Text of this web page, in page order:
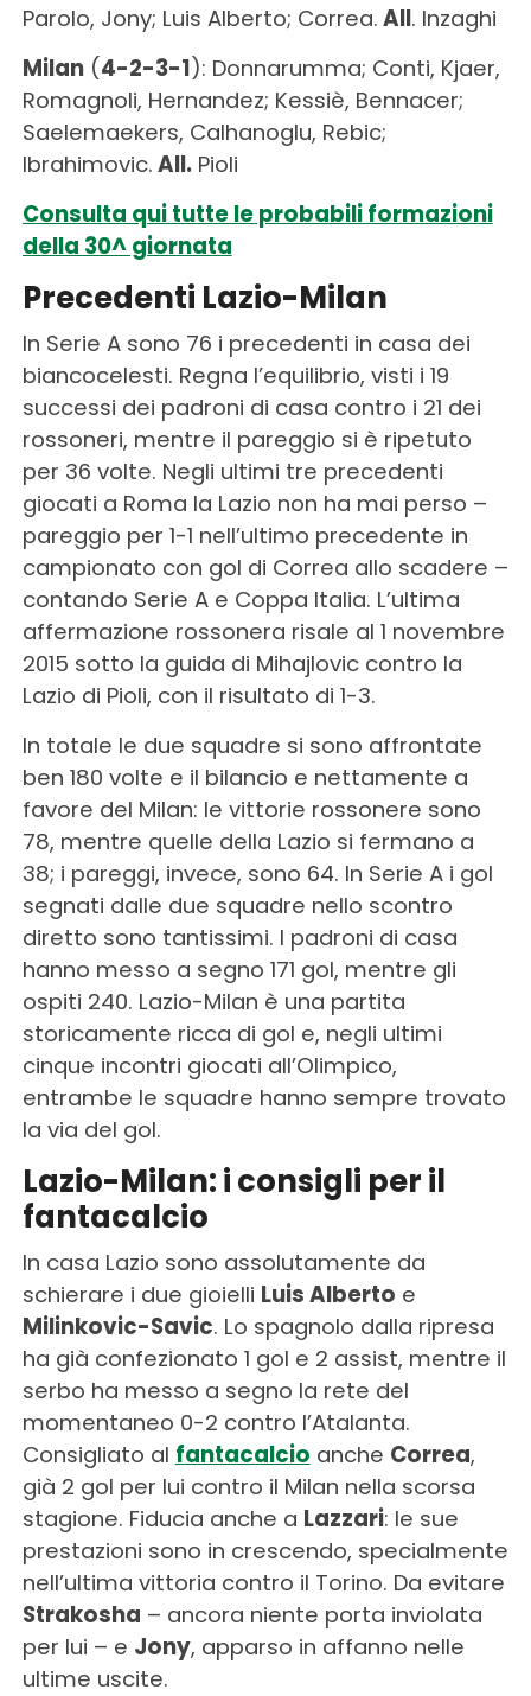
Parolo, Jony; Luis Alberto; Correa. All. Inzaghi
Milan(4-2-3-1): Donnarumma; Conti, Kjaer,
Romagnoli, Hernandez; Kessiè, Bennacer;
Saelemaekers, Calhanoglu, Rebic;
Ibrahimovic. All. Pioli
Consulta qui tutte le probabili formazioni
della 30^ giornata
Precedenti Lazio-Milan
In Serie A sono 76 i precedenti in casa dei
biancocelesti. Regna l’equilibrio, visti i 19
successi dei padroni di casa contro i 21 dei
rossoneri, mentre il pareggio si è ripetuto
per 36 volte. Negli ultimi tre precedenti
giocati a Roma la Lazio non ha mai perso –
pareggio per 1-1 nell’ultimo precedente in
campionato con gol di Correa allo scadere –
contando Serie A e Coppa Italia. L’ultima
affermazione rossonera risale al 1 novembre
2015 sotto la guida di Mihajlovic contro la
Lazio di Pioli, con il risultato di 1-3.
In totale le due squadre si sono affrontate
ben 180 volte e il bilancio e nettamente a
favore del Milan: le vittorie rossonere sono
78, mentre quelle della Lazio si fermano a
38; i pareggi, invece, sono 64. In Serie A i gol
segnati dalle due squadre nello scontro
diretto sono tantissimi. I padroni di casa
hanno messo a segno 171 gol, mentre gli
ospiti 240. Lazio-Milan è una partita
storicamente ricca di gol e, negli ultimi
cinque incontri giocati all’Olimpico,
entrambe le squadre hanno sempre trovato
la via del gol.
Lazio-Milan: i consigli per il
fantacalcio
In casa Lazio sono assolutamente da
schierare i due gioielli Luis Alberto e
Milinkovic-Savic. Lo spagnolo dalla ripresa
ha già confezionato 1 gol e 2 assist, mentre il
serbo ha messo a segno la rete del
momentaneo 0-2 contro l’Atalanta.
Consigliato al fantacalcio anche Correa,
già 2 gol per lui contro il Milan nella scorsa
stagione. Fiducia anche a Lazzari: le sue
prestazioni sono in crescendo, specialmente
nell’ultima vittoria contro il Torino. Da evitare
Strakosha – ancora niente porta inviolata
per lui – e Jony, apparso in affanno nelle
ultime uscite.